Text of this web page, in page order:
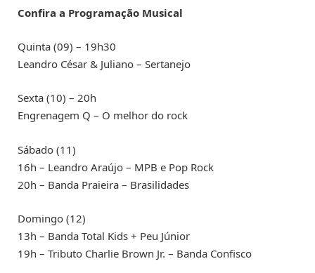
Confira a Programação Musical
Quinta (09) – 19h30
Leandro César & Juliano – Sertanejo
Sexta (10) – 20h
Engrenagem Q – O melhor do rock
Sábado (11)
16h – Leandro Araújo – MPB e Pop Rock
20h – Banda Praieira – Brasilidades
Domingo (12)
13h – Banda Total Kids + Peu Júnior
19h – Tributo Charlie Brown Jr. – Banda Confisco